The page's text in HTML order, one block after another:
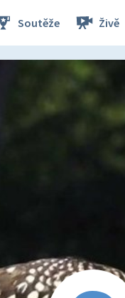
Soutěže Živě